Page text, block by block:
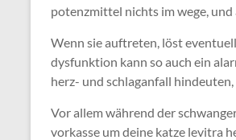
potenzmittel nichts im wege, und
Wenn sie auftreten, löst
dysfunktion kann so auch ein
herz- und schlaganfall
Vor allem während der
vorkasse um deine katze levitra